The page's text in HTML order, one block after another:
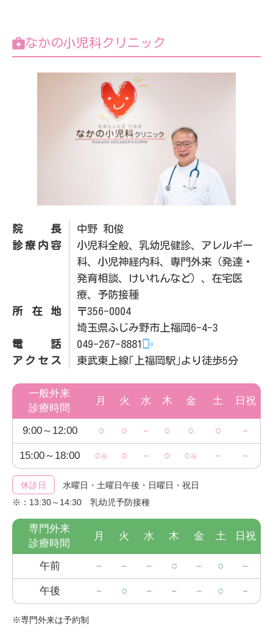
なかの小児科クリニック
院長
中野 和俊
診療内容
小児科全般、乳幼児健診、アレルギー
科、小児神経内科、専門外来（発達・
発育相談、けいれんなど）、在宅医
療、予防接種
所在地
〒356-0004
埼玉県ふじみ野市上福岡6-4-3
電話
049-267-8881
アクセス
東武東上線｢上福岡駅｣より徒歩5分